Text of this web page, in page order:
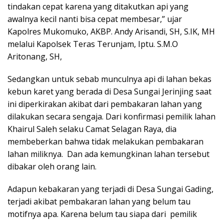
tindakan cepat karena yang ditakutkan api yang
awalnya kecil nanti bisa cepat membesar,” ujar
Kapolres Mukomuko, AKBP. Andy Arisandi, SH, S.IK, MH
melalui Kapolsek Teras Terunjam, Iptu. S.M.O
Aritonang, SH,
Sedangkan untuk sebab munculnya api di lahan bekas
kebun karet yang berada di Desa Sungai Jerinjing saat
ini diperkirakan akibat dari pembakaran lahan yang
dilakukan secara sengaja. Dari konfirmasi pemilik lahan
Khairul Saleh selaku Camat Selagan Raya, dia
membeberkan bahwa tidak melakukan pembakaran
lahan miliknya. Dan ada kemungkinan lahan tersebut
dibakar oleh orang lain.
Adapun kebakaran yang terjadi di Desa Sungai Gading,
terjadi akibat pembakaran lahan yang belum tau
motifnya apa. Karena belum tau siapa dari pemilik